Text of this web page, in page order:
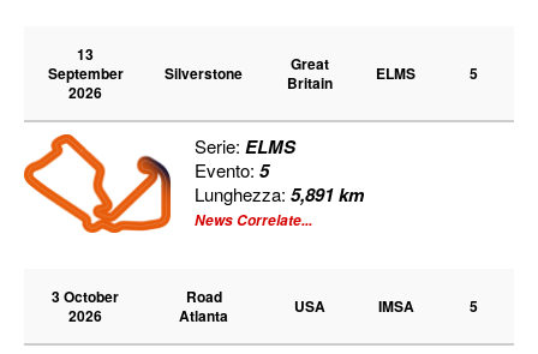
13
September
2026
Silverstone
Great
Britain
ELMS 5
Serie:ELMS
Evento:5
Lunghezza:5,891 km
News Correlate...
3 October
2026
Road
Atlanta
USA IMSA 5